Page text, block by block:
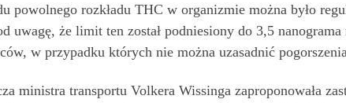
powolnego rozkładu THC w organizmie można było
uwagę, że limit ten został podniesiony do 3,5
w przypadku których nie można uzasadnić
ministra transportu Volkera Wissinga zaproponowała